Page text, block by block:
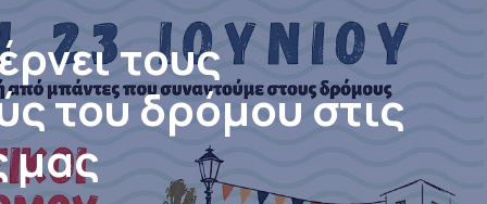
τους
του δρόμου στις
μας